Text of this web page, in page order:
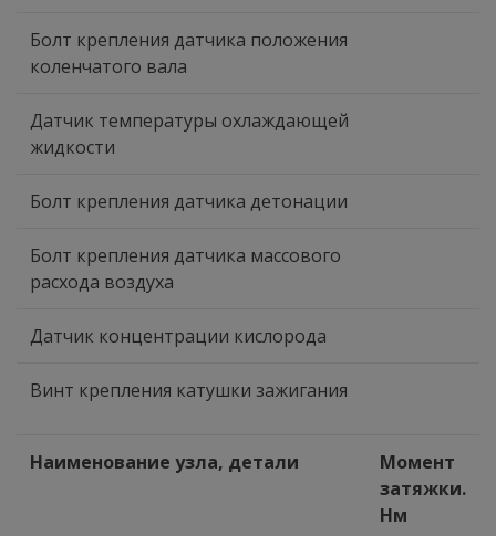
Болт крепления датчика положения
коленчатого вала
Датчик температуры охлаждающей
жидкости
Болт крепления датчика детонации
Болт крепления датчика массового
расхода воздуха
Датчик концентрации кислорода
Винт крепления катушки зажигания
Наименование узла, детали
Момент
затяжки.
Нм